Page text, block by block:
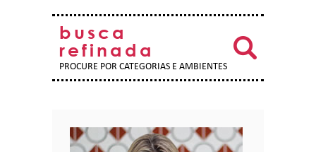
busca
refinada
PROCURE POR CATEGORIAS E AMBIENTES